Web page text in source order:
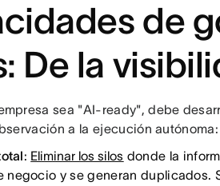
de
De la
sea "AI-ready", debe
a la ejecución autónoma:
: Eliminar los silos donde la
negocio y se generan duplicados.